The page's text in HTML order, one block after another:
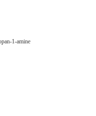
1-amine